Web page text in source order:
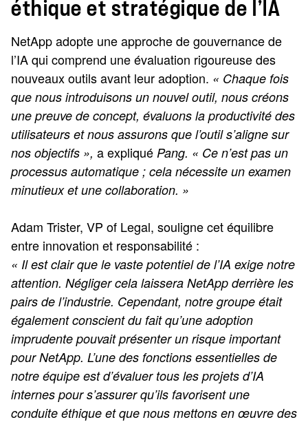
éthique et stratégique de l’IA
NetApp adopte une approche de gouvernance de
l’IA qui comprend une évaluation rigoureuse des
nouveaux outils avant leur adoption. « Chaque fois
que nous introduisons un nouvel outil, nous créons
une preuve de concept, évaluons la productivité des
utilisateurs et nous assurons que l’outil s’aligne sur
nos objectifs », a expliqué Pang. « Ce n’est pas un
processus automatique ; cela nécessite un examen
minutieux et une collaboration. »
Adam Trister, VP of Legal, souligne cet équilibre
entre innovation et responsabilité :
« Il est clair que le vaste potentiel de l’IA exige notre
attention. Négliger cela laissera NetApp derrière les
pairs de l’industrie. Cependant, notre groupe était
également conscient du fait qu’une adoption
imprudente pouvait présenter un risque important
pour NetApp. L’une des fonctions essentielles de
notre équipe est d’évaluer tous les projets d’IA
internes pour s’assurer qu’ils favorisent une
conduite éthique et que nous mettons en œuvre des